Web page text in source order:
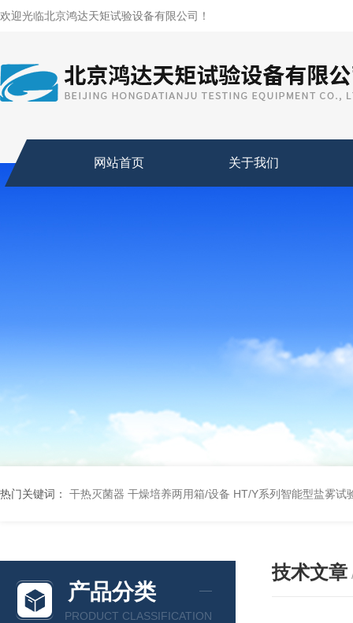
欢迎光临北京鸿达天矩试验设备有限公司！
网站首页 关于我们
热门关键词： 干热灭菌器 干燥培养两用箱/设备 HT/Y系列智能型盐雾试
产品分类
PRODUCT CLASSIFICATION
技术文章